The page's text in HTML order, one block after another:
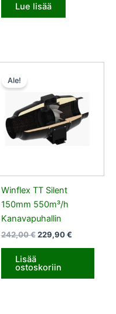
Lue lisää
Ale!
Winflex TT Silent
150mm 550m³/h
Kanavapuhallin
242,00€
242,00 €.
229,90€
229,90 €.
Lisää
ostoskoriin